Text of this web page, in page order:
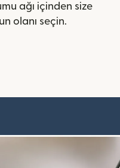
ağı içinden size
olanı seçin.